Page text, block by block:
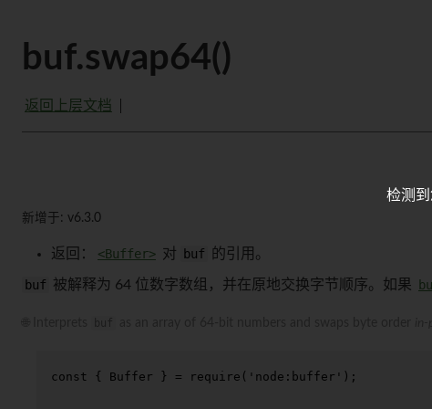
buf.swap64()
返回上层文档
新增于: v6.3.0
返回： <Buffer> 对 buf 的引用。
buf 被解释为 64 位数字数组，并在原地交换字节顺序。如果
const { Buffer } = require ( 'node:buffer' );
检测